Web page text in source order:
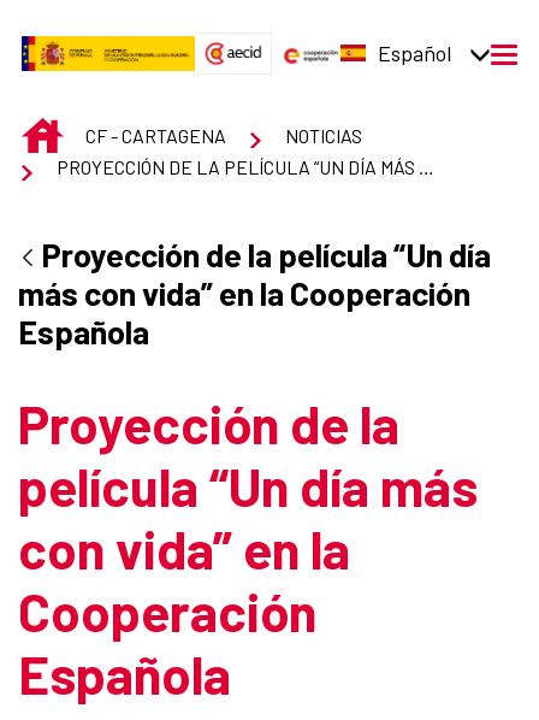
Español
INICIOCF - CARTAGENA
NOTICIAS
PROYECCIÓN DE LA PELÍCULA “UN DÍA MÁS CON VIDA” EN LA COOPERACIÓN ESPAÑOLA
Proyección de la película “Un día
más con vida” en la Cooperación
Española
Proyección de la
película “Un día más
con vida” en la
Cooperación
Española